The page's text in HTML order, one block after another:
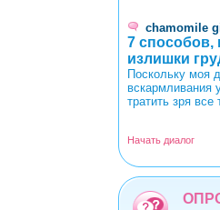
chamomile
7 способов,
излишки
Поскольку моя
вскармливания
тратить зря
Начать диалог